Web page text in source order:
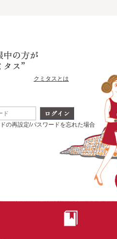
クミタスとは
の再設定/パスワードを忘れた場合